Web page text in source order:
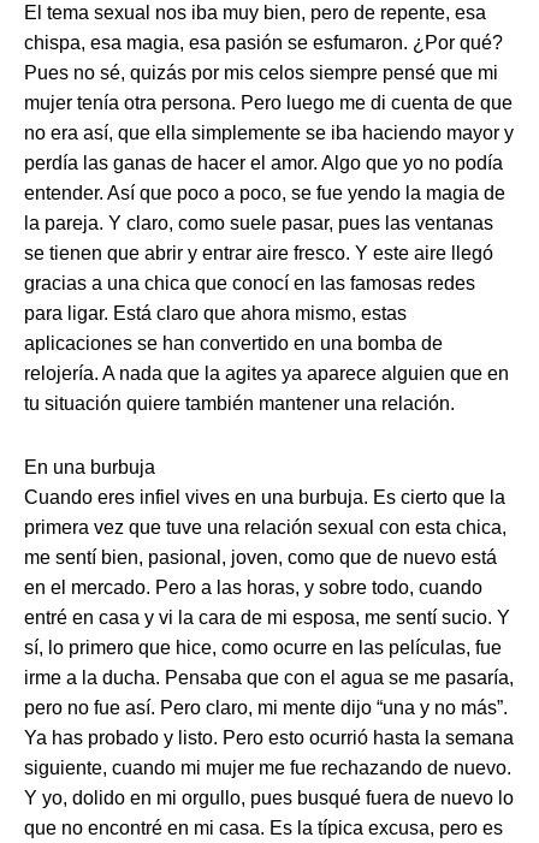
El tema sexual nos iba muy bien, pero de repente, esa
chispa, esa magia, esa pasión se esfumaron. ¿Por qué?
Pues no sé, quizás por mis celos siempre pensé que mi
mujer tenía otra persona. Pero luego me di cuenta de que
no era así, que ella simplemente se iba haciendo mayor y
perdía las ganas de hacer el amor. Algo que yo no podía
entender. Así que poco a poco, se fue yendo la magia de
la pareja. Y claro, como suele pasar, pues las ventanas
se tienen que abrir y entrar aire fresco. Y este aire llegó
gracias a una chica que conocí en las famosas redes
para ligar. Está claro que ahora mismo, estas
aplicaciones se han convertido en una bomba de
relojería. A nada que la agites ya aparece alguien que en
tu situación quiere también mantener una relación.
En una burbuja
Cuando eres infiel vives en una burbuja. Es cierto que la
primera vez que tuve una relación sexual con esta chica,
me sentí bien, pasional, joven, como que de nuevo está
en el mercado. Pero a las horas, y sobre todo, cuando
entré en casa y vi la cara de mi esposa, me sentí sucio. Y
sí, lo primero que hice, como ocurre en las películas, fue
irme a la ducha. Pensaba que con el agua se me pasaría,
pero no fue así. Pero claro, mi mente dijo “una y no más”.
Ya has probado y listo. Pero esto ocurrió hasta la semana
siguiente, cuando mi mujer me fue rechazando de nuevo.
Y yo, dolido en mi orgullo, pues busqué fuera de nuevo lo
que no encontré en mi casa. Es la típica excusa, pero es